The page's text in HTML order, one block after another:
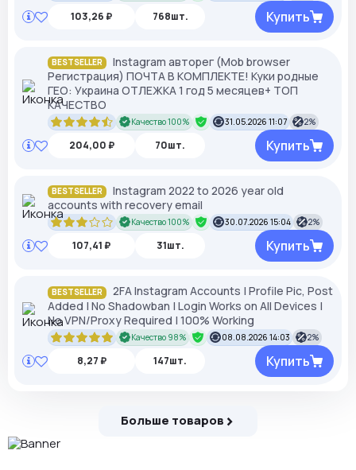
103,26 ₽ 768шт. Купить
BESTSELLER
Instagram авторег (Mob browser
Регистрация) ПОЧТА В КОМПЛЕКТЕ! Куки родные
ГЕО: Украина ОТЛЕЖКА 1 год 5 месяцев+ ТОП
КАЧЕСТВО
Качество 100% 31.05.2026 11:07 2%
204,00 ₽ 70шт. Купить
BESTSELLER
Instagram 2022 to 2026 year old
accounts with recovery email
Качество 100% 30.07.2026 15:04 2%
107,41 ₽ 31шт. Купить
BESTSELLER
2FA Instagram Accounts | Profile Pic, Post
Added | No Shadowban | Login Works on All Devices |
No VPN/Proxy Required | 100% Working
Качество 98% 08.08.2026 14:03 2%
8,27 ₽ 147шт. Купить
Больше товаров